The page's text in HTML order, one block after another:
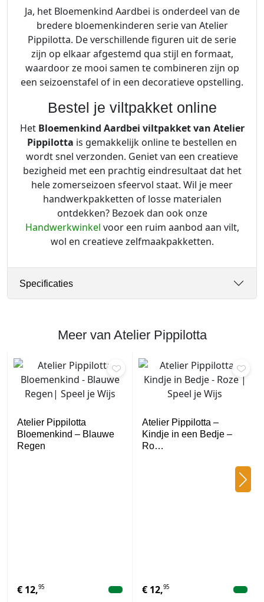
Ja, het Bloemenkind Aardbei is onderdeel van de
bredere bloemenkinderen serie van Atelier
Pippilotta. De verschillende figuren uit de serie
zijn op elkaar afgestemd qua stijl en formaat,
waardoor ze mooi samen te combineren zijn op
een seizoenstafel of in een decoratieve opstelling.
Bestel je viltpakket online
Het Bloemenkind Aardbei viltpakket van Atelier
Pippilotta is gemakkelijk online te bestellen en
wordt snel verzonden. Geniet van een creatieve
bezigheid met een prachtig eindresultaat dat het
hele zomerseizoen sfeervol staat. Wil je meer
handwerkpakketten of losse materialen
ontdekken? Bezoek dan ook onze
Handwerkwinkel voor een ruim aanbod aan vilt,
wol en creatieve zelfmaakpakketten.
Specificaties
Meer van Atelier Pippilotta
Atelier Pippilotta
Bloemenkind – Blauwe
Regen
€ 12,95
Atelier Pippilotta –
Kindje in een Bedje –
Ro…
€ 12,95